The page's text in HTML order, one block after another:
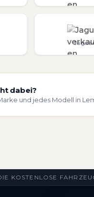
dabei?
und jedes Modell in
KOSTENLOSE